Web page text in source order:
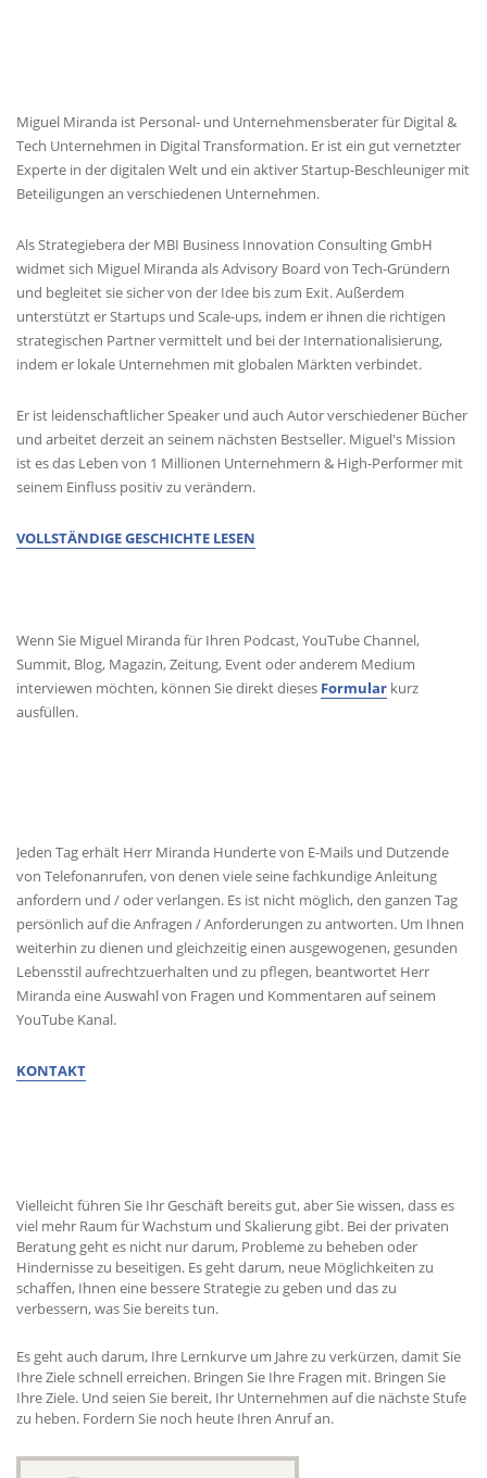
Miguel Miranda ist Personal- und Unternehmensberater für Digital &
Tech Unternehmen in Digital Transformation. Er ist ein gut vernetzter
Experte in der digitalen Welt und ein aktiver Startup-Beschleuniger mit
Beteiligungen an verschiedenen Unternehmen.
Als Strategiebera der MBI Business Innovation Consulting GmbH
widmet sich Miguel Miranda als Advisory Board von Tech-Gründern
und begleitet sie sicher von der Idee bis zum Exit. Außerdem
unterstützt er Startups und Scale-ups, indem er ihnen die richtigen
strategischen Partner vermittelt und bei der Internationalisierung,
indem er lokale Unternehmen mit globalen Märkten verbindet.
Er ist leidenschaftlicher Speaker und auch Autor verschiedener Bücher
und arbeitet derzeit an seinem nächsten Bestseller. Miguel's Mission
ist es das Leben von 1 Millionen Unternehmern & High-Performer mit
seinem Einfluss positiv zu verändern.
VOLLSTÄNDIGE GESCHICHTE LESEN
Wenn Sie Miguel Miranda für Ihren Podcast, YouTube Channel,
Summit, Blog, Magazin, Zeitung, Event oder anderem Medium
interviewen möchten, können Sie direkt dieses Formular kurz
ausfüllen.
Jeden Tag erhält Herr Miranda Hunderte von E-Mails und Dutzende
von Telefonanrufen, von denen viele seine fachkundige Anleitung
anfordern und / oder verlangen. Es ist nicht möglich, den ganzen Tag
persönlich auf die Anfragen / Anforderungen zu antworten. Um Ihnen
weiterhin zu dienen und gleichzeitig einen ausgewogenen, gesunden
Lebensstil aufrechtzuerhalten und zu pflegen, beantwortet Herr
Miranda eine Auswahl von Fragen und Kommentaren auf seinem
YouTube Kanal.
KONTAKT
Vielleicht führen Sie Ihr Geschäft bereits gut, aber Sie wissen, dass es
viel mehr Raum für Wachstum und Skalierung gibt. Bei der privaten
Beratung geht es nicht nur darum, Probleme zu beheben oder
Hindernisse zu beseitigen. Es geht darum, neue Möglichkeiten zu
schaffen, Ihnen eine bessere Strategie zu geben und das zu
verbessern, was Sie bereits tun.
Es geht auch darum, Ihre Lernkurve um Jahre zu verkürzen, damit Sie
Ihre Ziele schnell erreichen. Bringen Sie Ihre Fragen mit. Bringen Sie
Ihre Ziele. Und seien Sie bereit, Ihr Unternehmen auf die nächste Stufe
zu heben. Fordern Sie noch heute Ihren Anruf an.